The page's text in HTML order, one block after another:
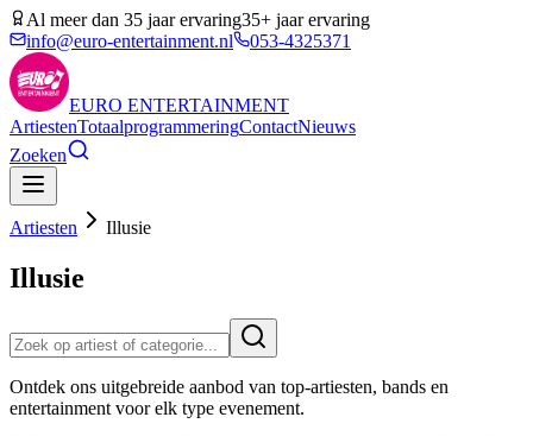
Al meer dan 35 jaar ervaring35+ jaar ervaring
info@euro-entertainment.nl
053-4325371
EURO ENTERTAINMENT
ArtiestenTotaalprogrammeringContactNieuws
Zoeken
Artiesten Illusie
Illusie
Ontdek ons uitgebreide aanbod van top-artiesten, bands en
entertainment voor elk type evenement.